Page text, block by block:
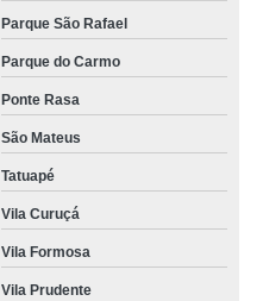
Parque São Rafael
Parque do Carmo
Ponte Rasa
São Mateus
Tatuapé
Vila Curuçá
Vila Formosa
Vila Prudente